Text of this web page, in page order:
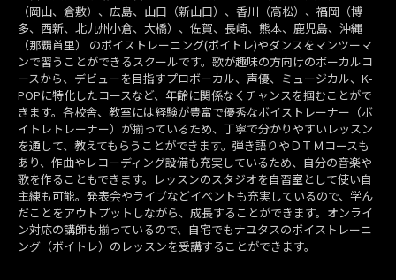
（岡山、倉敷）、広島、山口（新山口）、香川（高松）、福岡（博
多、西新、北九州小倉、大橋）、佐賀、長崎、熊本、鹿児島、沖縄
（那覇首里） のボイストレーニング(ボイトレ)やダンスをマンツーマ
ンで習うことができるスクールです。歌が趣味の方向けのボーカルコ
ースから、デビューを目指すプロボーカル、声優、ミュージカル、K-
POPに特化したコースなど、年齢に関係なくチャンスを掴むことがで
きます。各校舎、教室には経験が豊富で優秀なボイストレーナー（ボ
イトレトレーナー）が揃っているため、丁寧で分かりやすいレッスン
を通して、教えてもらうことができます。弾き語りやＤＴＭコースも
あり、作曲やレコーディング設備も充実しているため、自分の音楽や
歌を作ることもできます。レッスンのスタジオを自習室として使い自
主練も可能。発表会やライブなどイベントも充実しているので、学ん
だことをアウトプットしながら、成長することができます。オンライ
ン対応の講師も揃っているので、自宅でもナユタスのボイストレーニ
ング（ボイトレ）のレッスンを受講することができます。